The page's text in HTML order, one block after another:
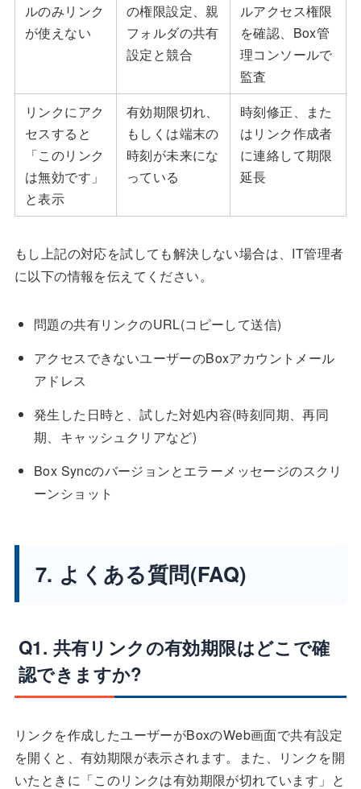
ルのみリンク
が使えない
の権限設定、親
フォルダの共有
設定と競合
ルアクセス権限
を確認、Box管
理コンソールで
監査
リンクにアク
セスすると
「このリンク
は無効です」
と表示
有効期限切れ、
もしくは端末の
時刻が未来にな
っている
時刻修正、また
はリンク作成者
に連絡して期限
延長
もし上記の対応を試しても解決しない場合は、IT管理者
に以下の情報を伝えてください。
問題の共有リンクのURL(コピーして送信)
アクセスできないユーザーのBoxアカウントメール
アドレス
発生した日時と、試した対処内容(時刻同期、再同
期、キャッシュクリアなど)
Box Syncのバージョンとエラーメッセージのスクリ
ーンショット
7. よくある質問(FAQ)
Q1. 共有リンクの有効期限はどこで確
認できますか?
リンクを作成したユーザーがBoxのWeb画面で共有設定
を開くと、有効期限が表示されます。また、リンクを開
いたときに「このリンクは有効期限が切れています」と